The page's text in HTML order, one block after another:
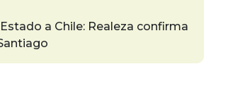
a Chile: Realeza confirma